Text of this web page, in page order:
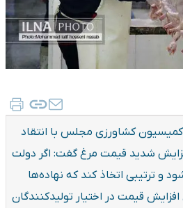
کشاورزی مجلس با انتقاد
شدید قیمت مرغ گفت: اگر دولت
و ترتیبی اتخاذ کند که نهاده‌ها
قیمت در اختیار تولیدکنندگان